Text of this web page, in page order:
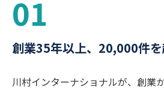
01
創業35年以上、20,000件
川村インターナショナルが、創業